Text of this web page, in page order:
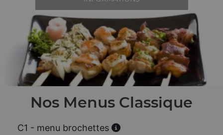
Nos Menus Classique
C1 - menu brochettes